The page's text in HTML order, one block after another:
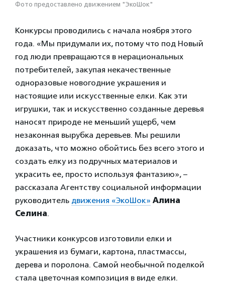
Фото предоставлено движением "ЭкоШок"
Конкурсы проводились с начала ноября этого
года. «Мы придумали их, потому что под Новый
год люди превращаются в нерациональных
потребителей, закупая некачественные
одноразовые новогодние украшения и
настоящие или искусственные елки. Как эти
игрушки, так и искусственно созданные деревья
наносят природе не меньший ущерб, чем
незаконная вырубка деревьев. Мы решили
доказать, что можно обойтись без всего этого и
создать елку из подручных материалов и
украсить ее, просто используя фантазию», –
рассказала Агентству социальной информации
руководитель движения «ЭкоШок» Алина
Селина.
Участники конкурсов изготовили елки и
украшения из бумаги, картона, пластмассы,
дерева и поролона. Самой необычной поделкой
стала цветочная композиция в виде елки.